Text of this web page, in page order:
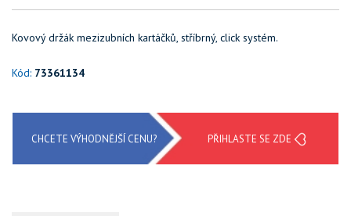
Kovový držák mezizubních kartáčků, stříbrný, click systém.
Kód: 73361134
CHCETE VÝHODNĚJŠÍ CENU? PŘIHLASTE SE ZDE